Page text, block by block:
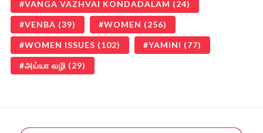
VANGA VAZHVAI KONDADALAM (24)
VENBA (39) WOMEN (256)
WOMEN ISSUES (102) YAMINI (77)
அய்யா வழி (29)